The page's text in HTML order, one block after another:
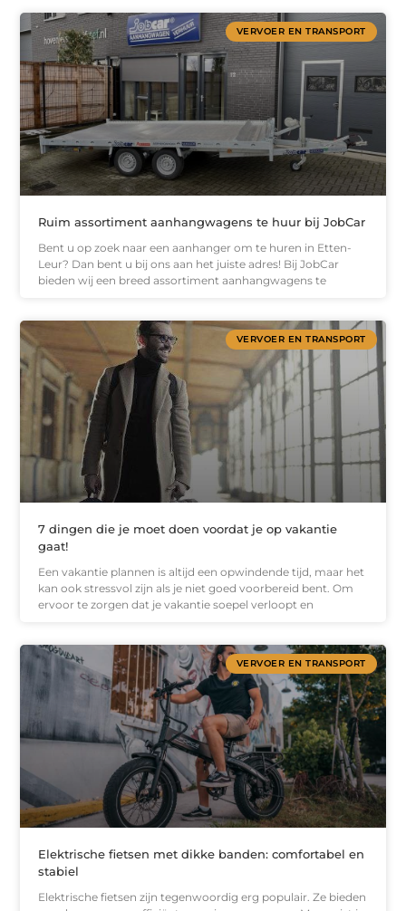
VERVOER EN TRANSPORT
Ruim assortiment aanhangwagens te huur bij JobCar
Bent u op zoek naar een aanhanger om te huren in Etten-
Leur? Dan bent u bij ons aan het juiste adres! Bij JobCar
bieden wij een breed assortiment aanhangwagens te
VERVOER EN TRANSPORT
7 dingen die je moet doen voordat je op vakantie
gaat!
Een vakantie plannen is altijd een opwindende tijd, maar het
kan ook stressvol zijn als je niet goed voorbereid bent. Om
ervoor te zorgen dat je vakantie soepel verloopt en
VERVOER EN TRANSPORT
Elektrische fietsen met dikke banden: comfortabel en
stabiel
Elektrische fietsen zijn tegenwoordig erg populair. Ze bieden